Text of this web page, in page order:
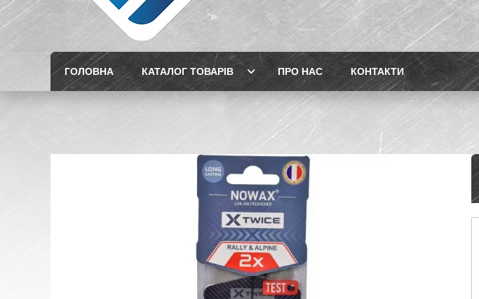
ГОЛОВНА КАТАЛОГ ТОВАРІВ ПРО НАС КОНТАКТИ